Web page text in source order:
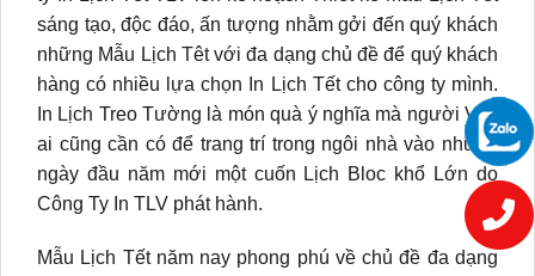
sáng tạo, độc đáo, ấn tượng nhằm gởi đến quý khách
những Mẫu Lịch Têt với đa dạng chủ đề để quý khách
hàng có nhiều lựa chọn In Lịch Tết cho công ty mình.
In Lịch Treo Tường là món quà ý nghĩa mà người Việt
ai cũng cần có để trang trí trong ngôi nhà vào những
ngày đầu năm mới một cuốn Lịch Bloc khổ Lớn do
Công Ty In TLV phát hành.
Mẫu Lịch Tết năm nay phong phú về chủ đề đa dạng